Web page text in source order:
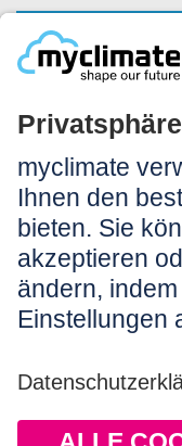
Rechtliches:
Impressum
Nutzungshinweis
AGB
Datenschutz
Barrierefreiheit